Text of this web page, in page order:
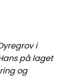
i
på laget
og